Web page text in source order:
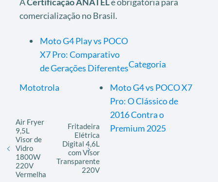
comercialização no Brasil.
Moto G4 Play vs POCO
X7 Pro: Comparativo
de Gerações Diferentes
Moto G4 vs POCO X7
Pro: O Clássico de
2016 Contra o
Premium 2025
Categoria
Mototrola
Air Fryer
9,5L
Visor de
Vidro
1800W
220V
Vermelha
Fritadeira
Elétrica
Digital 4,6L
com Visor
Transparente
220V